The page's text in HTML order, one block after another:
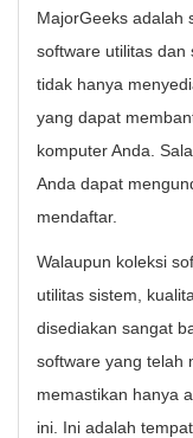
MajorGeeks adalah
software utilitas dan
tidak hanya
yang dapat
komputer Anda.
Anda dapat
mendaftar.
Walaupun koleksi
utilitas sistem,
disediakan sangat
software yang telah
memastikan hanya
ini. Ini adalah